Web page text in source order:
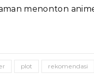
menonton
plot rekomendasi